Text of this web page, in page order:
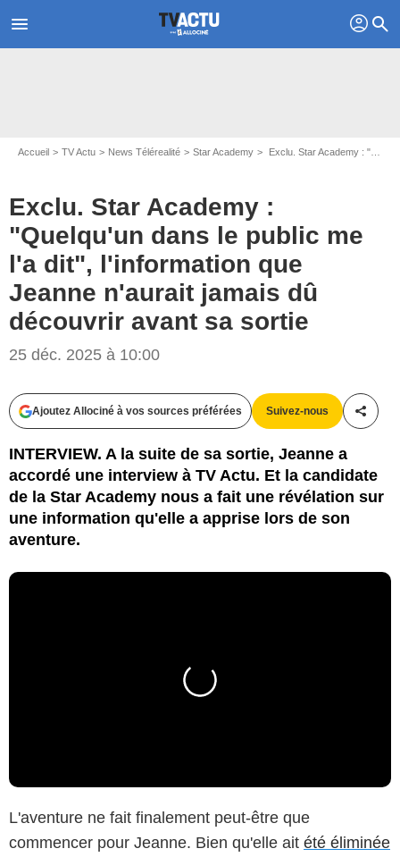
menu profil search
Accueil TV Actu News Télérealité Star Academy Exclu. Star Academy : "Quelqu'un dans le public me l'a dit", l'information que Jeanne n'aurait jamais dû découvrir avant sa sortie
Exclu. Star Academy :
"Quelqu'un dans le public me
l'a dit", l'information que
Jeanne n'aurait jamais dû
découvrir avant sa sortie
25 déc. 2025 à 10:00
Ajoutez Allociné à vos sources préférées Suivez-nous
INTERVIEW. A la suite de sa sortie, Jeanne a
accordé une interview à TV Actu. Et la candidate
de la Star Academy nous a fait une révélation sur
une information qu'elle a apprise lors de son
aventure.
L'aventure ne fait finalement peut-être que
commencer pour Jeanne. Bien qu'elle ait été éliminée